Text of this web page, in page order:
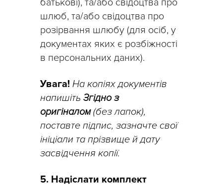
батькові), та/або свідоцтва про
шлюб, та/або свідоцтва про
розірвання шлюбу (для осіб, у
документах яких є розбіжності
в персональних даних).
Увага! На копіях документів
напишіть Згідно з
оригіналом(без лапок),
поставте підпис, зазначте свої
ініціали та прізвище й дату
засвідчення копії.
5. Надіслати комплект